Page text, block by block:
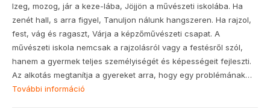
Izeg, mozog, jár a keze-lába, Jöjjön a művészeti iskolába. Ha
zenét hall, s arra figyel, Tanuljon nálunk hangszeren. Ha rajzol,
fest, vág és ragaszt, Várja a képzőművészeti csapat. A
művészeti iskola nemcsak a rajzolásról vagy a festésről szól,
hanem a gyermek teljes személyiségét és képességeit fejleszti.
Az alkotás megtanítja a gyereket arra, hogy egy problémának…
További információ